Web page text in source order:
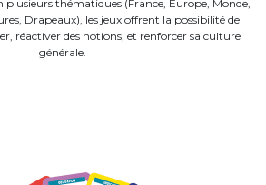
thématiques (France, Europe, Monde,
Drapeaux), les jeux offrent la possibilité de
réactiver des notions, et renforcer sa culture
générale.